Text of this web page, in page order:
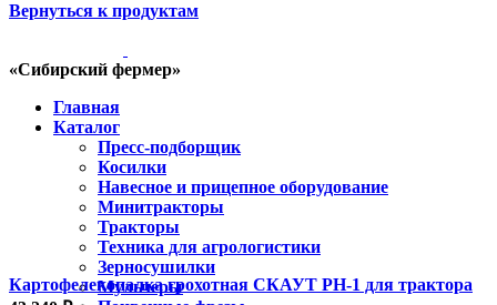
«Сибирский фермер»
Главная
Каталог
Пресс-подборщик
Косилки
Навесное и прицепное оборудование
Минитракторы
Тракторы
Техника для агрологистики
Зерносушилки
Мульчеры
Вернуться к продуктам
Картофелекопалка грохотная СКАУТ PH-1 для трактора